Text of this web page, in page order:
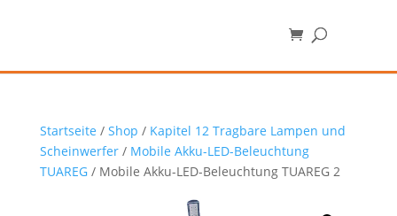
Startseite / Shop / Kapitel 12 Tragbare Lampen und
Scheinwerfer/ Mobile Akku-LED-Beleuchtung
TUAREG/ Mobile Akku-LED-Beleuchtung TUAREG 2